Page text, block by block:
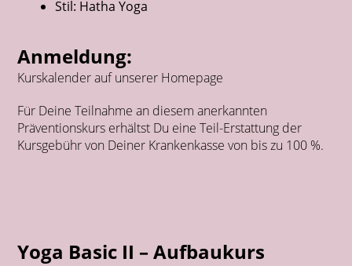
Stil: Hatha Yoga
Anmeldung:
Kurskalender auf unserer Homepage
Für Deine Teilnahme an diesem anerkannten
Präventionskurs erhältst Du eine Teil-Erstattung der
Kursgebühr von Deiner Krankenkasse von bis zu 100 %.
Yoga Basic II – Aufbaukurs